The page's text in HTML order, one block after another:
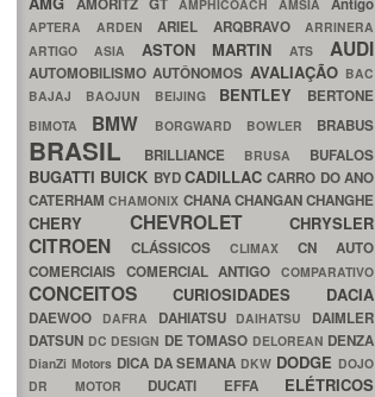
AMORITZ GT AMPHICOACH AMSIA Antigo
APTERA ARDEN ARIEL ARQBRAVO ARRINERA
ARTIGO ASIA ASTON MARTINATS AUDI
AUTOMOBILISMOAUTÔNOMOS AVALIAÇÃO BAC
BAJAJ BAOJUN BEIJING BENTLEY BERTONE
BIMOTA BMW BORGWARD BOWLER BRABUS
BRASIL BRILLIANCE BRUSA BUFALOS
BUGATTI BUICK BYDCADILLACCARRO DO ANO
CATERHAMCHAMONIX CHANACHANGANCHANGHE
CHERY CHEVROLET CHRYSLER
CITROEN CLÁSSICOS CLIMAX CN AUTO
COMERCIAIS COMERCIAL ANTIGOCOMPARATIVO
CONCEITOS CURIOSIDADES DACIA
DAEWOO DAFRA DAHIATSU DAIHATSU DAIMLER
DATSUN DC DESIGN DE TOMASO DELOREAN DENZA
DianZi Motors DICA DA SEMANA DKW DODGE DOJO
DR MOTOR DUCATI EFFA ELÉTRICOS